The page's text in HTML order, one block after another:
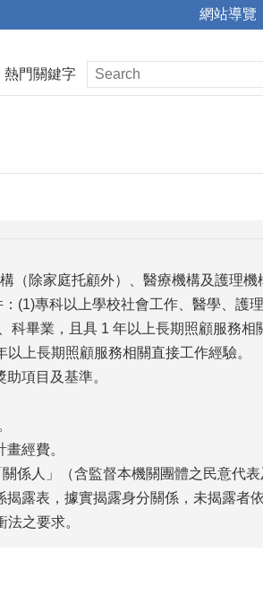
網站導覽
熱門關鍵字
（除家庭托顧外）、醫療機構及護理機
(1)專科以上學校社會工作、醫學、護
科畢業，且具 1 年以上長期照顧服務相
上長期照顧服務相關直接工作經驗。
項目及基準。
經費。
係人」（含監督本機關團體之民意代
露表，據實揭露身分關係，未揭露者
之要求。